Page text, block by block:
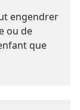
engendrer
ou de
que